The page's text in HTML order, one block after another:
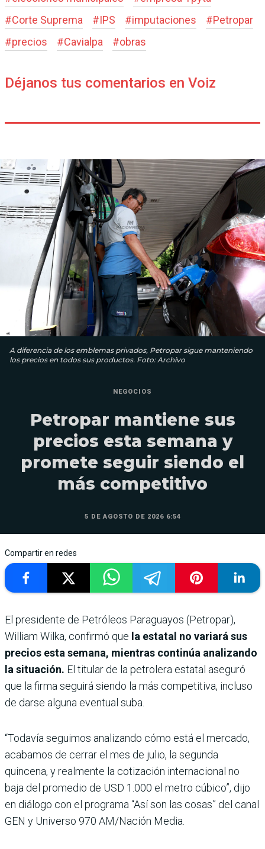
#Corte Suprema #IPS #imputaciones #Petropar
#precios #Cavialpa #obras
Déjanos tus comentarios en Voiz
A diferencia de los emblemas privados, Petropar sigue manteniendo
los precios en todos sus productos. Foto: Archivo
NEGOCIOS
Petropar mantiene sus
precios esta semana y
promete seguir siendo el
más competitivo
5 DE AGOSTO DE 2026 6:54
Compartir en redes
El presidente de Petróleos Paraguayos (Petropar),
William Wilka, confirmó que la estatal no variará sus
precios esta semana, mientras continúa analizando
la situación. El titular de la petrolera estatal aseguró
que la firma seguirá siendo la más competitiva, incluso
de darse alguna eventual suba.
“Todavía seguimos analizando cómo está el mercado,
acabamos de cerrar el mes de julio, la segunda
quincena, y realmente la cotización internacional no
baja del promedio de USD 1.000 el metro cúbico”, dijo
en diálogo con el programa “Así son las cosas” del canal
GEN y Universo 970 AM/Nación Media.